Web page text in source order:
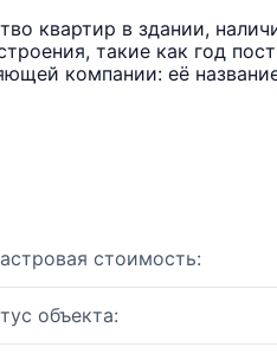
квартир в здании,
такие как год
компании: её
стоимость:
объекта: